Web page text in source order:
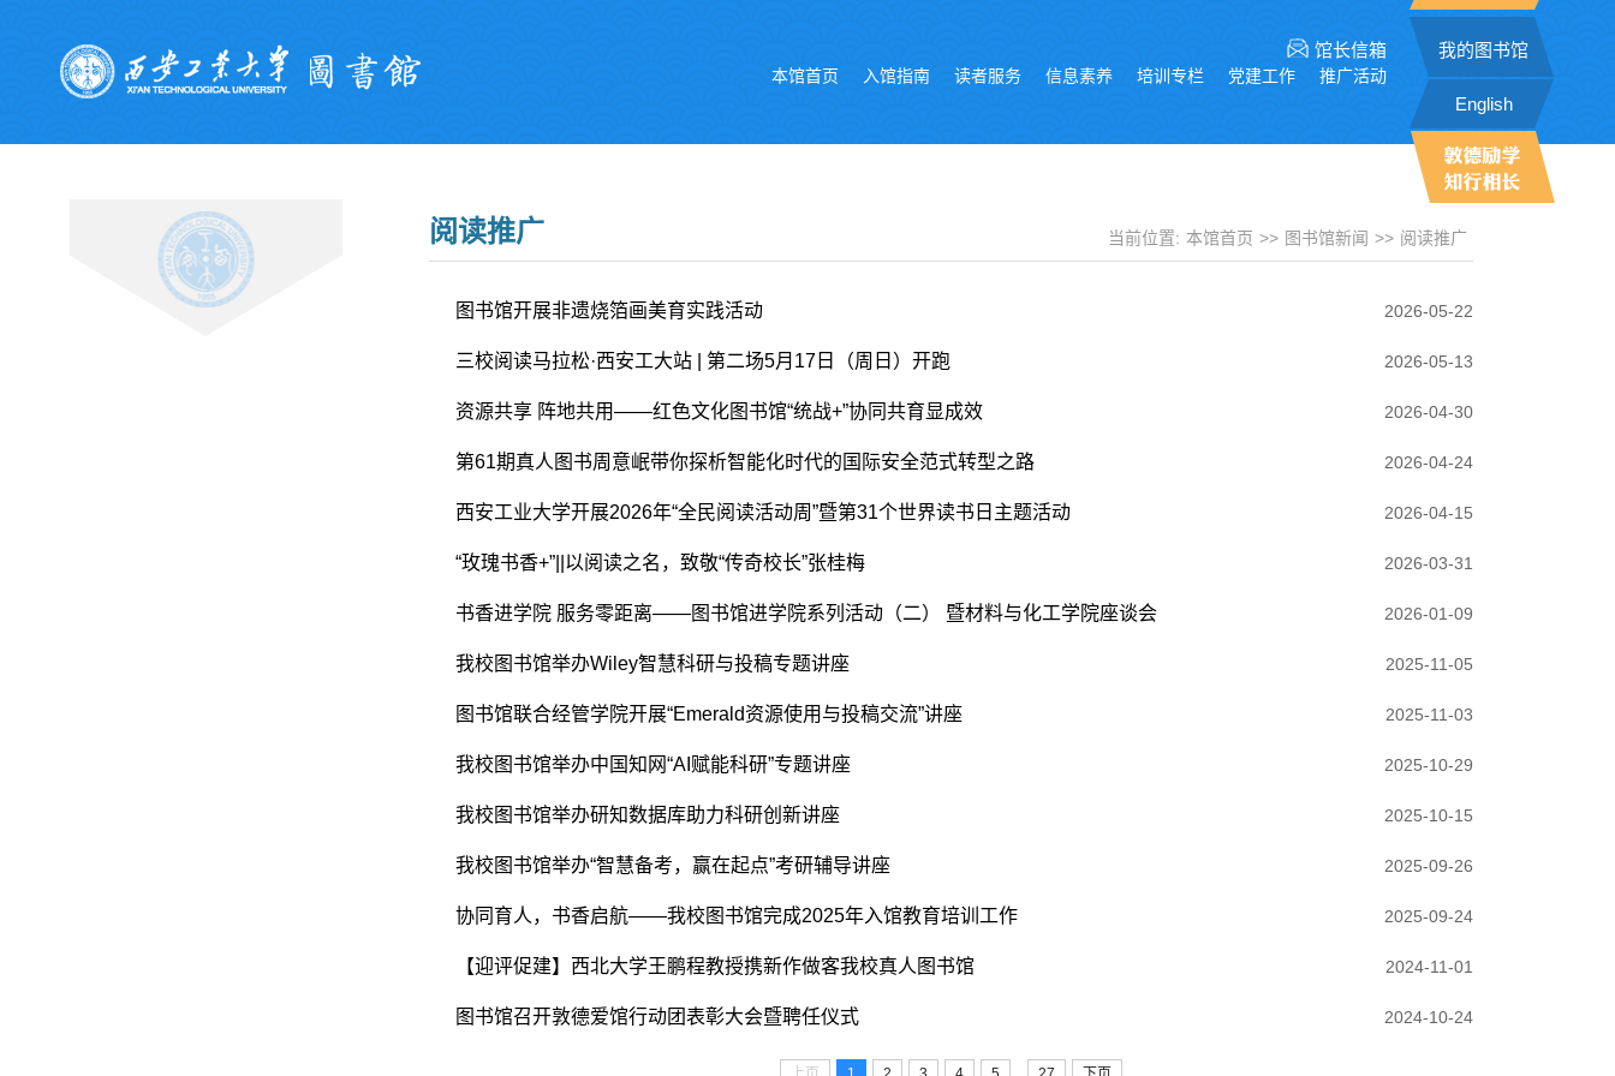
馆长信箱
本馆首页 入馆指南 读者服务 信息素养 培训专栏 党建工作 推广活动
我的图书馆
English
阅读推广 当前位置: 本馆首页 >> 图书馆新闻 >> 阅读推广
图书馆开展非遗烧箔画美育实践活动 2026-05-22
三校阅读马拉松·西安工大站 | 第二场5月17日（周日）开跑 2026-05-13
资源共享 阵地共用——红色文化图书馆“统战+”协同共育显成效 2026-04-30
第61期真人图书周意岷带你探析智能化时代的国际安全范式转型之路 2026-04-24
西安工业大学开展2026年“全民阅读活动周”暨第31个世界读书日主题活动 2026-04-15
“玫瑰书香+”||以阅读之名，致敬“传奇校长”张桂梅 2026-03-31
书香进学院 服务零距离——图书馆进学院系列活动（二） 暨材料与化工学院座谈会 2026-01-09
我校图书馆举办Wiley智慧科研与投稿专题讲座 2025-11-05
图书馆联合经管学院开展“Emerald资源使用与投稿交流”讲座 2025-11-03
我校图书馆举办中国知网“AI赋能科研”专题讲座 2025-10-29
我校图书馆举办研知数据库助力科研创新讲座 2025-10-15
我校图书馆举办“智慧备考，赢在起点”考研辅导讲座 2025-09-26
协同育人，书香启航——我校图书馆完成2025年入馆教育培训工作 2025-09-24
【迎评促建】西北大学王鹏程教授携新作做客我校真人图书馆 2024-11-01
图书馆召开敦德爱馆行动团表彰大会暨聘任仪式 2024-10-24